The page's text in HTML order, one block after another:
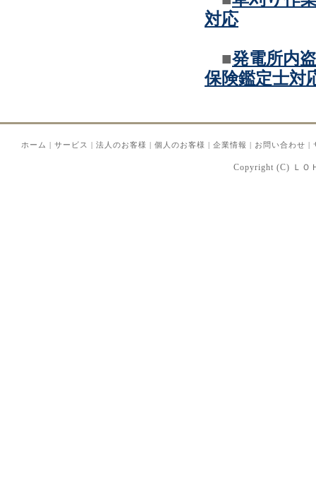
対応
■発電所内
保険鑑定士対
ホーム | サービス | 法人のお客様 | 個人のお客様 | 企業情報 | お問い合わせ |
Copyright (C) ＬＯ